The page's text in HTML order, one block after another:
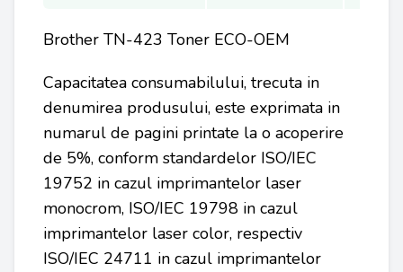
Brother TN-423 Toner ECO-OEM
Capacitatea consumabilului, trecuta in
denumirea produsului, este exprimata in
numarul de pagini printate la o acoperire
de 5%, conform standardelor ISO/IEC
19752 in cazul imprimantelor laser
monocrom, ISO/IEC 19798 in cazul
imprimantelor laser color, respectiv
ISO/IEC 24711 in cazul imprimantelor